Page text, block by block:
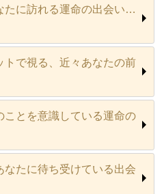
たに訪れる運命の出会い…
トで視る、近々あなたの前
ことを意識している運命の
なたに待ち受けている出会